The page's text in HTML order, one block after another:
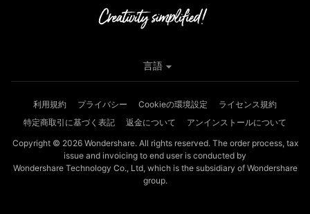
利用規約 プライバシー Cookieの環境設定
ライセンス規約
特定商取引に基づく表記
返金について
アンインストールについて
Copyright © 2026 Wondershare. All rights reserved. The order process, tax
issue and invoicing to end user is conducted by
Wondershare Technology Co., Ltd, which is the subsidiary of Wondershare
group.
言語